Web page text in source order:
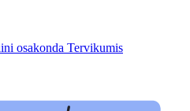
osakonda Tervikumis